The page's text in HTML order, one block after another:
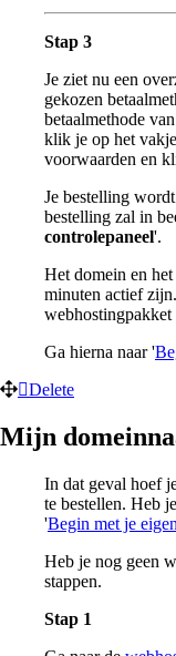
Stap 3
Je ziet nu een
gekozen
betaalmethode
klik je op het
voorwaarden en
Je bestelling
bestelling zal in
controlepaneel'.
Het domein en
minuten actief
webhostingpakket
Ga hierna naar '
Delete
Mijn
In dat geval hoef
te bestellen. Heb
'Begin met je
Heb je nog geen
stappen.
Stap 1